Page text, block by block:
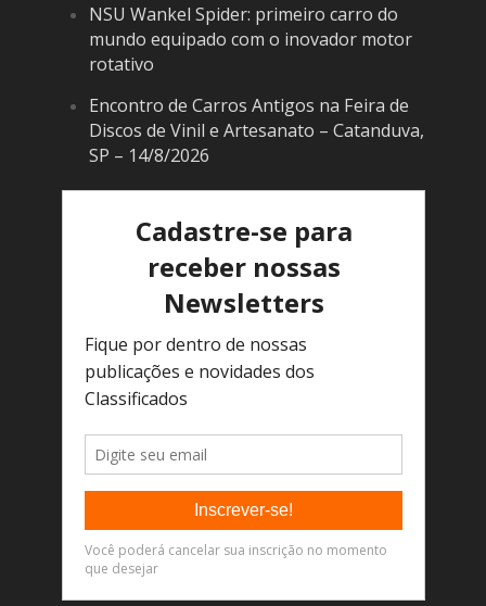
NSU Wankel Spider: primeiro carro do
mundo equipado com o inovador motor
rotativo
Encontro de Carros Antigos na Feira de
Discos de Vinil e Artesanato – Catanduva,
SP – 14/8/2026